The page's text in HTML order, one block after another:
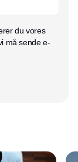
du vores
må sende e-